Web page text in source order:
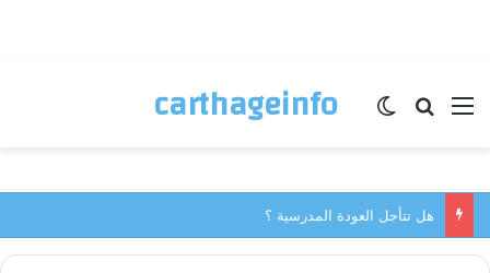
carthageinfo القائمة بحث عنالوضع المظلم
هل تتأجل العودة المدرسية ؟